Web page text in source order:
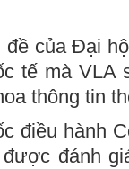
của Đại
tế mà VLA
thông tin
điều hành
đánh